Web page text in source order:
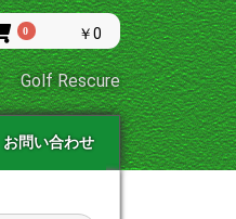
0 ￥0
Golf Rescure
お問い合わせ